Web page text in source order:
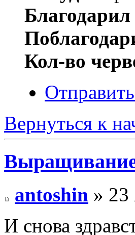
Благодарил
Кол-во
Вернуться к
Выращивание
antoshin » 23
И снова